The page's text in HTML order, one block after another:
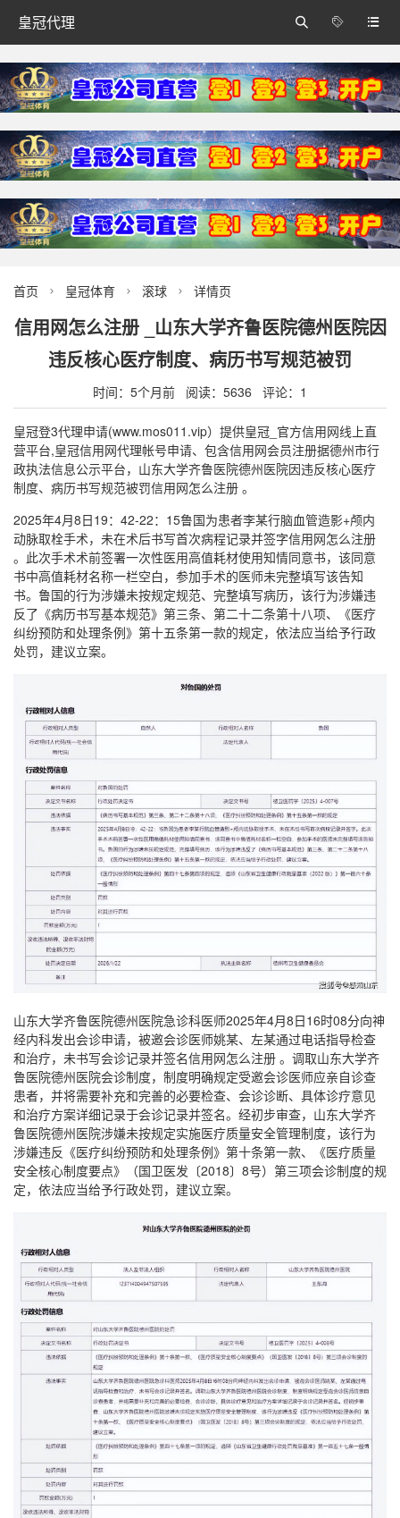
皇冠代理 


首页  皇冠体育  滚球  详情页
信用网怎么注册 _山东大学齐鲁医院德州医院因
违反核心医疗制度、病历书写规范被罚
时间：5个月前 阅读：5636 评论：1
皇冠登3代理申请(www.mos011.vip）提供皇冠_官方信用网线上直
营平台,皇冠信用网代理帐号申请、包含信用网会员注册据德州市行
政执法信息公示平台，山东大学齐鲁医院德州医院因违反核心医疗
制度、病历书写规范被罚信用网怎么注册 。
2025年4月8日19：42-22：15鲁国为患者李某行脑血管造影+颅内
动脉取栓手术，未在术后书写首次病程记录并签字信用网怎么注册
。此次手术术前签署一次性医用高值耗材使用知情同意书，该同意
书中高值耗材名称一栏空白，参加手术的医师未完整填写该告知
书。鲁国的行为涉嫌未按规定规范、完整填写病历，该行为涉嫌违
反了《病历书写基本规范》第三条、第二十二条第十八项、《医疗
纠纷预防和处理条例》第十五条第一款的规定，依法应当给予行政
处罚，建议立案。
山东大学齐鲁医院德州医院急诊科医师2025年4月8日16时08分向神
经内科发出会诊申请，被邀会诊医师姚某、左某通过电话指导检查
和治疗，未书写会诊记录并签名信用网怎么注册 。调取山东大学齐
鲁医院德州医院会诊制度，制度明确规定受邀会诊医师应亲自诊查
患者，并将需要补充和完善的必要检查、会诊诊断、具体诊疗意见
和治疗方案详细记录于会诊记录并签名。经初步审查，山东大学齐
鲁医院德州医院涉嫌未按规定实施医疗质量安全管理制度，该行为
涉嫌违反《医疗纠纷预防和处理条例》第十条第一款、《医疗质量
安全核心制度要点》（国卫医发〔2018〕8号）第三项会诊制度的规
定，依法应当给予行政处罚，建议立案。